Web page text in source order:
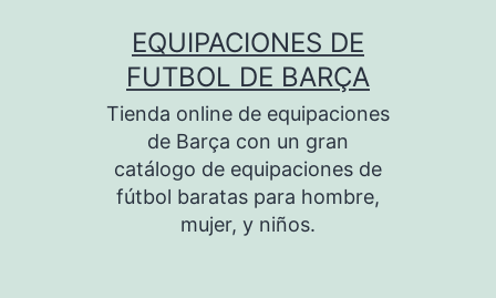
EQUIPACIONES DE
FUTBOL DE BARÇA
Tienda online de equipaciones
de Barça con un gran
catálogo de equipaciones de
fútbol baratas para hombre,
mujer, y niños.